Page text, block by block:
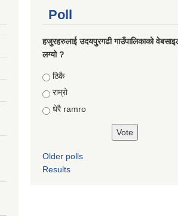
Poll
हजुरहरुलाई उदयपुरगढी गाउँपालिकाको
लग्यो ?
Choices
ठिकै
राम्रो
धेरै ramro
Older polls
Results